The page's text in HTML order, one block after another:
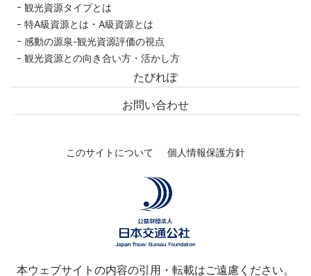
観光資源タイプとは
特A級資源とは・A級資源とは
感動の源泉-観光資源評価の視点
観光資源との向き合い方・活かし方
たびれぽ
お問い合わせ
このサイトについて 個人情報保護方針
本ウェブサイトの内容の引用・転載はご遠慮ください。